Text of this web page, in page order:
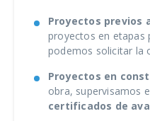
Proyectos previos
proyectos en etapas
podemos solicitar la
Proyectos en
obra, supervisamos
certificados de